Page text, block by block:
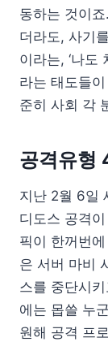
동하는 것이
더라도, 사기
이라는, ‘나도
라는 태도들
준히 사회 각
공격유형
지난 2월 6일
디도스 공격
픽이 한꺼번
은 서버 마비
스를 중단시
에는 몹쓸 누
원해 공격 프